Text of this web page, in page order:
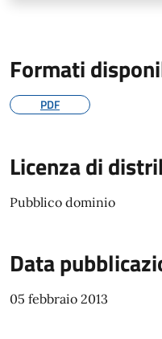
Formati
PDF
Licenza di
Pubblico dominio
Data
05 febbraio 2013